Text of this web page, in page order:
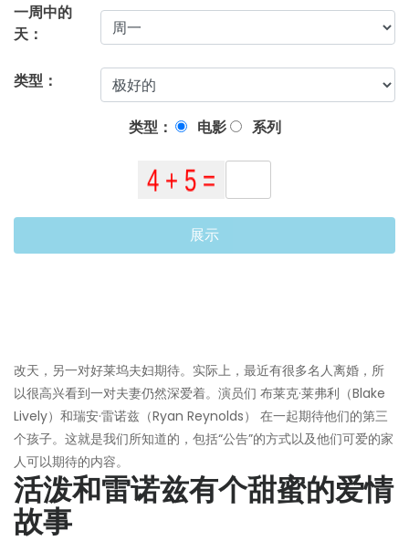
一周中的
天：
类型：
类型： 电影 系列
展示
改天，另一对好莱坞夫妇期待。实际上，最近有很多名人离婚，所
以很高兴看到一对夫妻仍然深爱着。演员们 布莱克·莱弗利（Blake
Lively）和瑞安·雷诺兹（Ryan Reynolds） 在一起期待他们的第三
个孩子。这就是我们所知道的，包括“公告”的方式以及他们可爱的家
人可以期待的内容。
活泼和雷诺兹有个甜蜜的爱情
故事